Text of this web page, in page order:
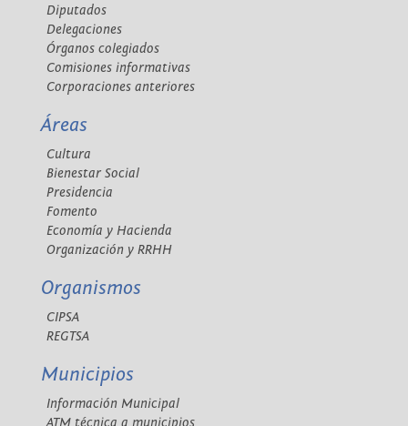
Diputados
Delegaciones
Órganos colegiados
Comisiones informativas
Corporaciones anteriores
Áreas
Cultura
Bienestar Social
Presidencia
Fomento
Economía y Hacienda
Organización y RRHH
Organismos
CIPSA
REGTSA
Municipios
Información Municipal
ATM técnica a municipios